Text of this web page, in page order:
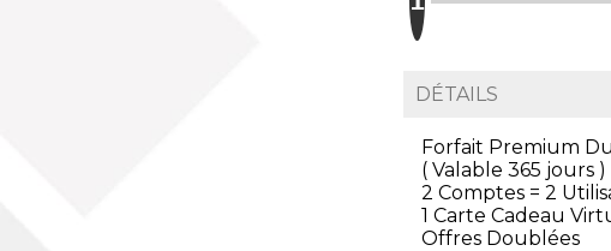
DÉTAILS
Forfait Premium
( Valable 365 jours )
2 Comptes = 2
1 Carte Cadeau
Offres Doublées